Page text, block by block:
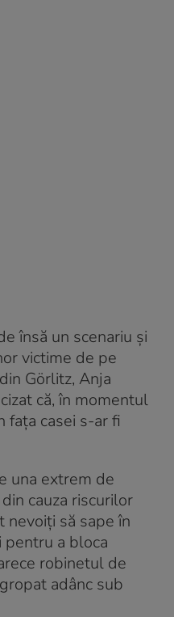
însă un scenariu și
victime de pe
Görlitz, Anja
că, în momentul
fața casei s-ar fi
una extrem de
cauza riscurilor
nevoiți să sape în
a bloca
robinetul de
adânc sub